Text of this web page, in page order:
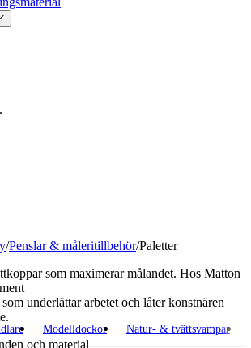
/Penslar & måleritillbehör/Paletter
som maximerar målandet. Hos Matton
underlättar arbetet och låter konstnären
och material
Modelldockor Natur- & tvättsvampar